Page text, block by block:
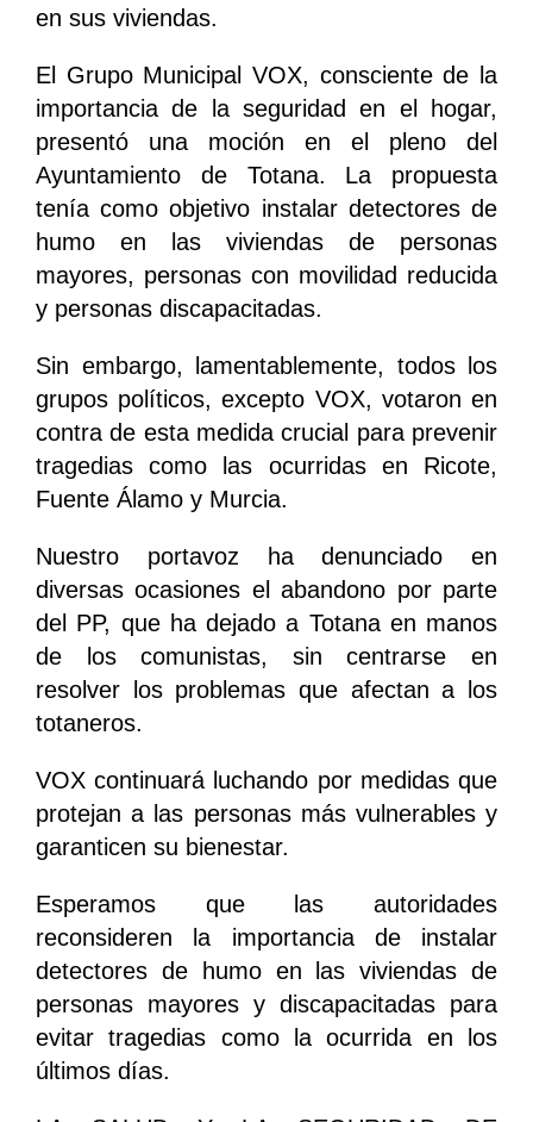
en sus viviendas.
El Grupo Municipal VOX, consciente de la
importancia de la seguridad en el hogar,
presentó una moción en el pleno del
Ayuntamiento de Totana. La propuesta
tenía como objetivo instalar detectores de
humo en las viviendas de personas
mayores, personas con movilidad reducida
y personas discapacitadas.
Sin embargo, lamentablemente, todos los
grupos políticos, excepto VOX, votaron en
contra de esta medida crucial para prevenir
tragedias como las ocurridas en Ricote,
Fuente Álamo y Murcia.
Nuestro portavoz ha denunciado en
diversas ocasiones el abandono por parte
del PP, que ha dejado a Totana en manos
de los comunistas, sin centrarse en
resolver los problemas que afectan a los
totaneros.
VOX continuará luchando por medidas que
protejan a las personas más vulnerables y
garanticen su bienestar.
Esperamos que las autoridades
reconsideren la importancia de instalar
detectores de humo en las viviendas de
personas mayores y discapacitadas para
evitar tragedias como la ocurrida en los
últimos días.